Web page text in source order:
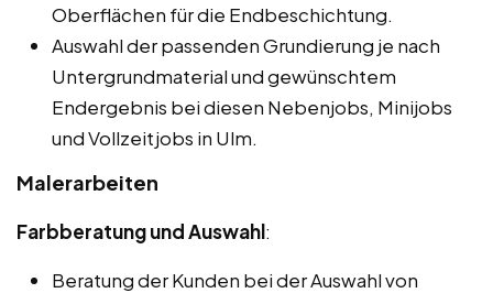
Oberflächen für die Endbeschichtung.
Auswahl der passenden Grundierung je nach
Untergrundmaterial und gewünschtem
Endergebnis bei diesen Nebenjobs, Minijobs
und Vollzeitjobs in Ulm.
Malerarbeiten
Farbberatung und Auswahl:
Beratung der Kunden bei der Auswahl von